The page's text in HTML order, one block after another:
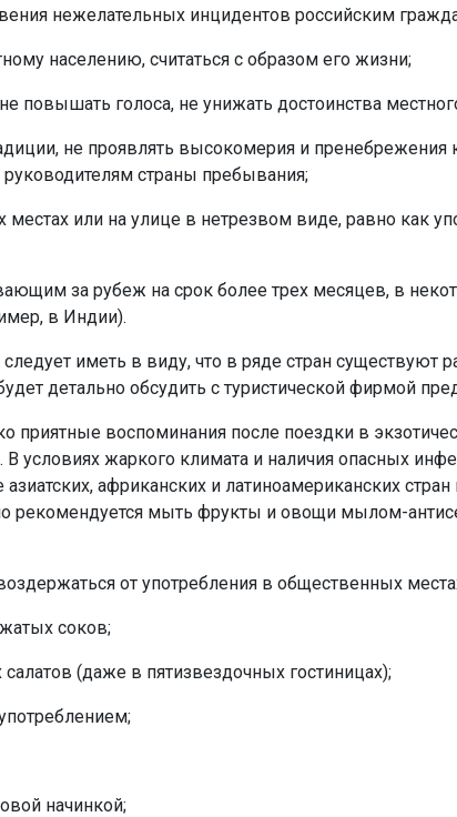
нежелательных инцидентов российским
населению, считаться с образом его жизни;
повышать голоса, не унижать достоинства
не проявлять высокомерия и пренебрежения
страны пребывания;
или на улице в нетрезвом виде, равно как
за рубеж на срок более трех месяцев, в
в Индии).
иметь в виду, что в ряде стран существуют
детально обсудить с туристической фирмой
приятные воспоминания после поездки в
условиях жаркого климата и наличия опасных
африканских и латиноамериканских
рекомендуется мыть фрукты и овощи мылом-
от употребления в общественных
соков;
(даже в пятизвездочных гостиницах);
начинкой;